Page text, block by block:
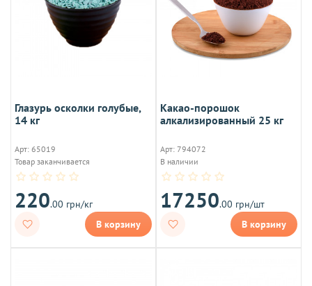
Глазурь осколки голубые,
14 кг
Арт: 65019
Товар заканчивается
220.00 грн/кг
В корзину
Какао-порошок
алкализированный 25 кг
Арт: 794072
В наличии
17250.00 грн/шт
В корзину